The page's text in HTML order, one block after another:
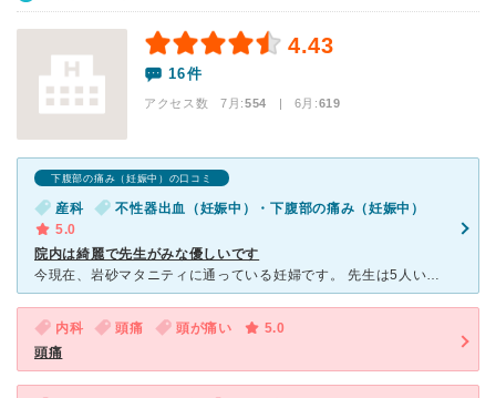
4.43
16件
アクセス数 7月:554 | 6月:619
下腹部の痛み（妊娠中）の口コミ
産科
不性器出血（妊娠中）・下腹部の痛み（妊娠中）
5.0
院内は綺麗で先生がみな優しいです
今現在、岩砂マタニティに通っている妊婦です。 先生は5人いらっしゃるのですが、毎回先生を指名することもできます。 院内はとても綺麗で清潔感があります。 敷地内にはマタニティビクスや、マタニティヨ
内科 頭痛 頭が痛い
5.0
頭痛